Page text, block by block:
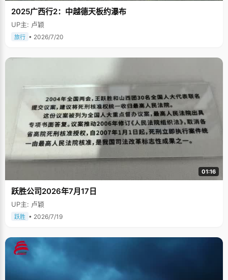
2025广西行2：中越德天板约瀑布
UP主: 卢颖
旅行 • 2026/7/20
01:16
跃胜公司2026年7月17日
UP主: 卢颖
跃胜 • 2026/7/19